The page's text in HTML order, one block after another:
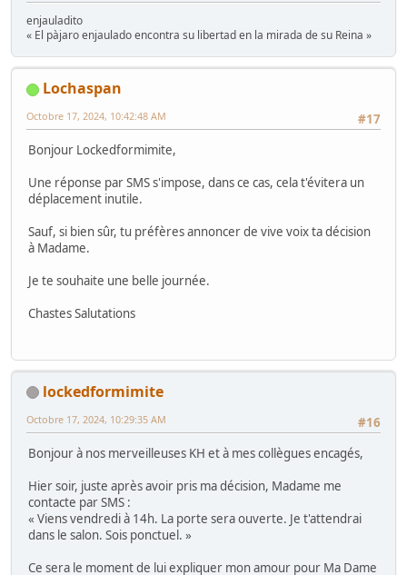
enjauladito
« El pàjaro enjaulado encontra su libertad en la mirada de su Reina »
Lochaspan
#17
Octobre 17, 2024, 10:42:48 AM
Bonjour Lockedformimite,
Une réponse par SMS s'impose, dans ce cas, cela t'évitera un
déplacement inutile.
Sauf, si bien sûr, tu préfères annoncer de vive voix ta décision
à Madame.
Je te souhaite une belle journée.
Chastes Salutations
lockedformimite
#16
Octobre 17, 2024, 10:29:35 AM
Bonjour à nos merveilleuses KH et à mes collègues encagés,
Hier soir, juste après avoir pris ma décision, Madame me
contacte par SMS :
« Viens vendredi à 14h. La porte sera ouverte. Je t'attendrai
dans le salon. Sois ponctuel. »
Ce sera le moment de lui expliquer mon amour pour Ma Dame